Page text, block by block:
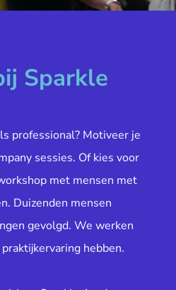
Sparkle
professional? Motiveer je
sessies. Of kies voor
met mensen met
Duizenden mensen
gevolgd. We werken
hebben.